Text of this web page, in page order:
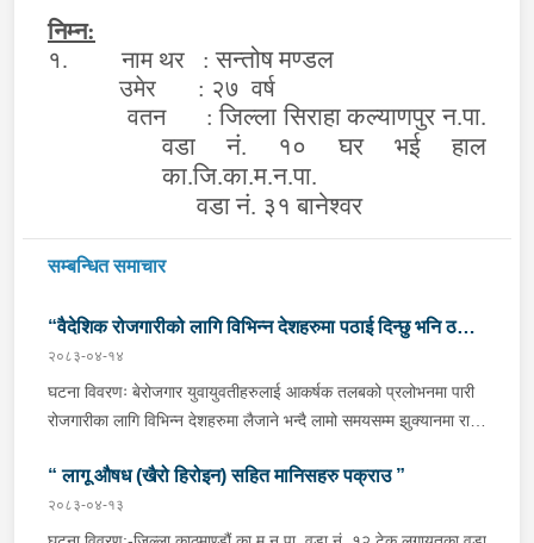
निम्न:
१. नाम थर :सन्तोष मण्डल
उमेर : २७ वर्ष
वतन :जिल्ला सिराहा कल्याणपुर न.पा.
वडा नं. १० घर भई हाल
का.जि.का.म.न.पा.
वडा नं. ३१ बानेश्वर
सम्बन्धित समाचार
“वैदेशिक रोजगारीको लागि विभिन्न देशहरुमा पठाई दिन्छु भनि ठगी
गर्ने व्यक्तिहरु पक्राउ"
२०८३-०४-१४
घटना विवरणः बेरोजगार युवायुवतीहरुलाई आकर्षक तलबको प्रलोभनमा पारी
रोजगारीका लागि विभिन्न देशहरुमा लैजाने भन्दै लामो समयसम्म झुक्यानमा राखि
अनुसन्धान हुँदा विदेश पठाउने भनि ठगी गर्ने निम्न प्रतिवादीहरुलाई काठमाडौं
उपत्यकाका विभिन्न स्थानहरुबाट पक्राउ गरी थप अनुसन्धान तथा आवश्यक
कारवाहीको लागि वैदेशिक रोजगार विभाग ताहाचल, काठमाडौं पठाईएको ।
“ लागू औषध (खैरो हिरोइन) सहित मानिसहरु पक्राउ ”
२०८३-०४-१३